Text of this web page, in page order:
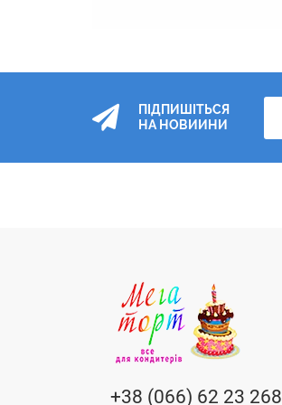
ПІДПИШІТЬСЯ
НА НОВИИНИ
+38 (066) 62 23 268